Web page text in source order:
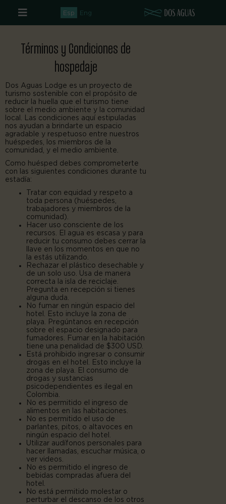
contenido
Esp Eng
Términos y Condiciones de
hospedaje
Dos Aguas Lodge es un proyecto de
turismo sostenible con el propósito de
reducir la huella que el turismo tiene
sobre el medio ambiente y la comunidad
local. Las condiciones aquí estipuladas
nos ayudan a brindarte un espacio
agradable y respetuoso entre nuestros
huéspedes, los miembros de la
comunidad, y el medio ambiente.
Como huésped debes comprometerte
con las siguientes condiciones durante tu
estadía:
Tratar con equidad y respeto a
toda persona (huéspedes,
trabajadores y miembros de la
comunidad).
Hacer uso consciente de los
recursos. El agua es escasa y para
reducir tu consumo debes cerrar la
llave en los momentos en que no
la estás utilizando.
Rechazar el plástico desechable y
de un solo uso. Usa de manera
correcta la isla de reciclaje.
Pregunta en recepción si tienes
alguna duda.
No fumar en ningún espacio del
hotel. Esto incluye la zona de
playa. Pregúntanos en recepción
sobre el espacio designado para
fumadores. Fumar en la habitación
tiene una penalidad de $300 USD.
Está prohibido ingresar o consumir
drogas en el hotel. Esto incluye la
zona de playa. El consumo de
drogas y sustancias
psicodependientes es ilegal en
Colombia.
No es permitido el ingreso de
alimentos en las habitaciones.
No es permitido el uso de
parlantes, pitos, o altavoces en
ningún espacio del hotel.
Utilizar audífonos personales para
hacer llamadas, escuchar música, o
ver videos.
No es permitido el ingreso de
bebidas compradas afuera del
hotel.
No está permitido molestar o
perturbar el descanso de los otros